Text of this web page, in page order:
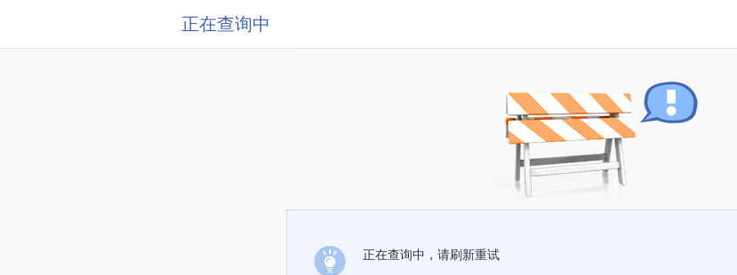
正在查询中
正在查询中，请刷新重试